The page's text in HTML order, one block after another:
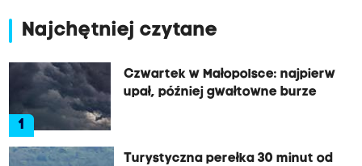
Najchętniej czytane
1
Czwartek w Małopolsce: najpierw
upał, później gwałtowne burze
Turystyczna perełka 30 minut od